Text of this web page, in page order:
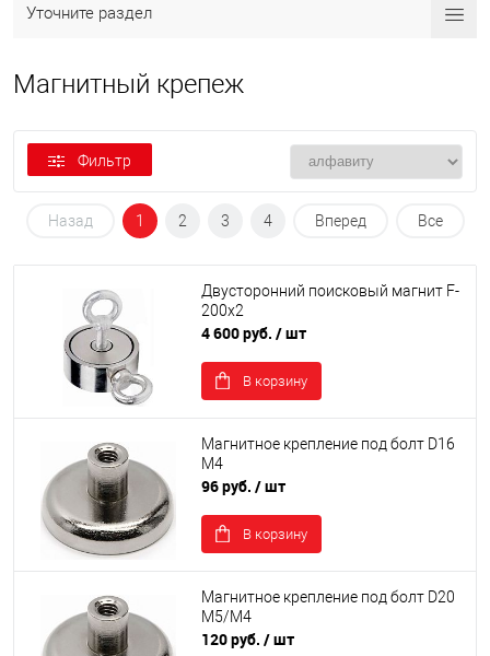
Уточните раздел
Магнитный крепеж
Фильтр
Назад 1 2 3 4 Вперед Все
Двусторонний поисковый магнит F-
200х2
4 600 руб. / шт
В корзину
Магнитное крепление под болт D16
М4
96 руб. / шт
В корзину
Магнитное крепление под болт D20
М5/М4
120 руб. / шт